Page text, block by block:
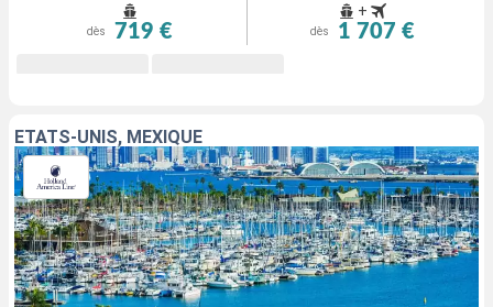
dès 719 €
+
dès 1 707 €
ÉTATS-UNIS, MEXIQUE